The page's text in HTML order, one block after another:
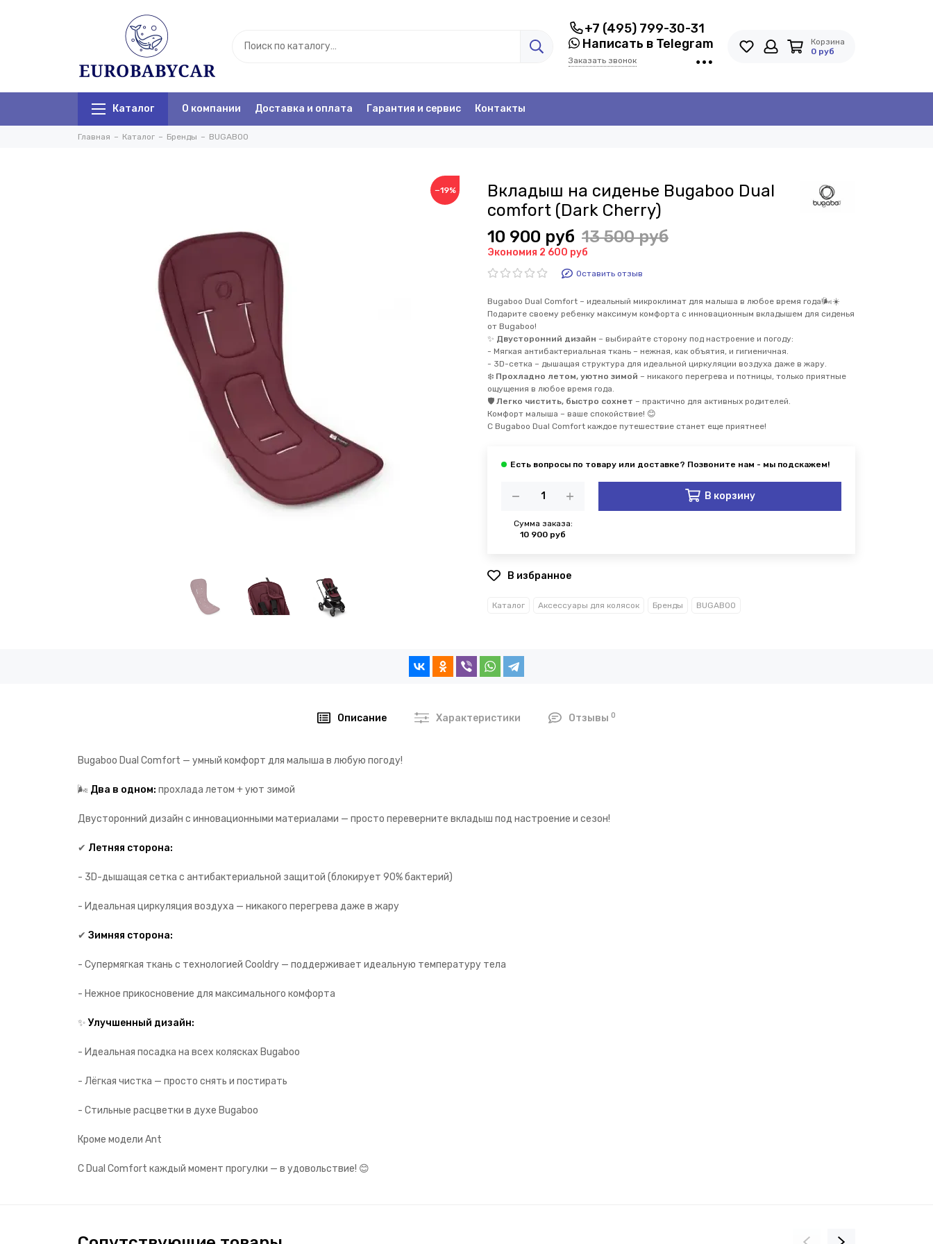
+7 (495) 799-30-31
Написать в Telegram
Заказать звонок
Корзина
0 руб
Каталог О компании Доставка и оплата Гарантия и сервис Контакты
Главная Каталог Бренды BUGABOO
−19%
Вкладыш на сиденье Bugaboo Dual
comfort (Dark Cherry)
10 900 руб 13 500 руб
Экономия 2 600 руб
Оставить отзыв
Bugaboo Dual Comfort – идеальный микроклимат для малыша в любое время года!🌬️☀️
Подарите своему ребенку максимум комфорта с инновационным вкладышем для сиденья
от Bugaboo!
✨ Двусторонний дизайн – выбирайте сторону под настроение и погоду:
- Мягкая антибактериальная ткань – нежная, как объятия, и гигиеничная.
- 3D-сетка – дышащая структура для идеальной циркуляции воздуха даже в жару.
❄️ Прохладно летом, уютно зимой – никакого перегрева и потницы, только приятные
ощущения в любое время года.
🛡️ Легко чистить, быстро сохнет – практично для активных родителей.
Комфорт малыша – ваше спокойствие! 😊
С Bugaboo Dual Comfort каждое путешествие станет еще приятнее!
Сумма заказа:
10 900 руб
В корзину
В избранное
Каталог Аксессуары для колясок Бренды BUGABOO
Описание Характеристики Отзывы 0
Bugaboo Dual Comfort — умный комфорт для малыша в любую погоду!
🌬️ Два в одном: прохлада летом + уют зимой
Двусторонний дизайн с инновационными материалами — просто переверните вкладыш под настроение и сезон!
✔ Летняя сторона:
- 3D-дышащая сетка с антибактериальной защитой (блокирует 90% бактерий)
- Идеальная циркуляция воздуха — никакого перегрева даже в жару
✔ Зимняя сторона:
- Супермягкая ткань с технологией Cooldry — поддерживает идеальную температуру тела
- Нежное прикосновение для максимального комфорта
✨Улучшенный дизайн:
- Идеальная посадка на всех колясках Bugaboo
- Лёгкая чистка — просто снять и постирать
- Стильные расцветки в духе Bugaboo
Кроме модели Ant
С Dual Comfort каждый момент прогулки — в удовольствие! 😊